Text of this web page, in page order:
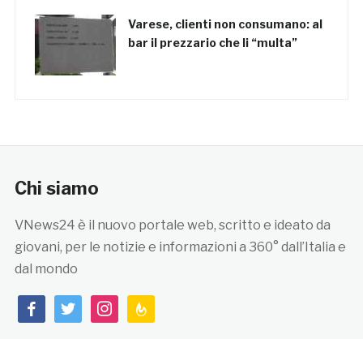
Varese, clienti non consumano: al
bar il prezzario che li “multa”
Chi siamo
VNews24 è il nuovo portale web, scritto e ideato da
giovani, per le notizie e informazioni a 360° dall’Italia e
dal mondo
facebooktwitterinstagramfeedburner